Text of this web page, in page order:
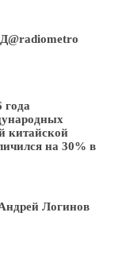
года
китайской
на 30% в
Логинов